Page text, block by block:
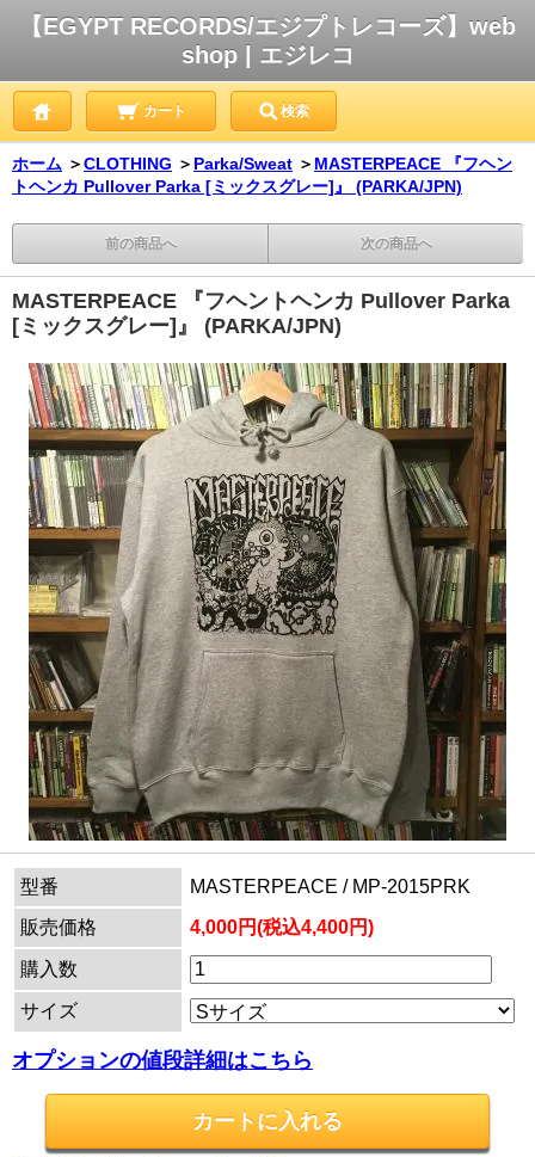
【EGYPT RECORDS/エジプトレコーズ】web
shop | エジレコ
カート 検索
ホーム ＞CLOTHING ＞ Parka/Sweat ＞ MASTERPEACE 『フヘン
トヘンカ Pullover Parka [ミックスグレー]』 (PARKA/JPN)
前の商品へ 次の商品へ
MASTERPEACE 『フヘントヘンカ Pullover Parka
[ミックスグレー]』 (PARKA/JPN)
型番
MASTERPEACE / MP-2015PRK
販売価格
4,000円(税込4,400円)
購入数
サイズ
オプションの値段詳細はこちら